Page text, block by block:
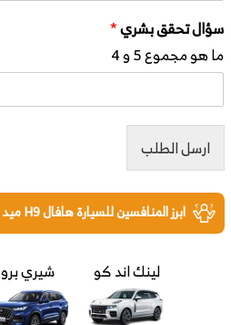
سؤال تحقق بشري*
ما هو مجموع 5 و 4
ارسل الطلب
ابرز المنافسين للسيارة هافال H9 ميد 2027
لينك اند كو شيري برو